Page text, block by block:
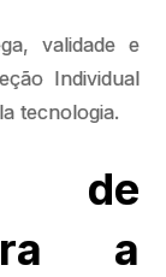
validade e
Individual
tecnologia.
de
a